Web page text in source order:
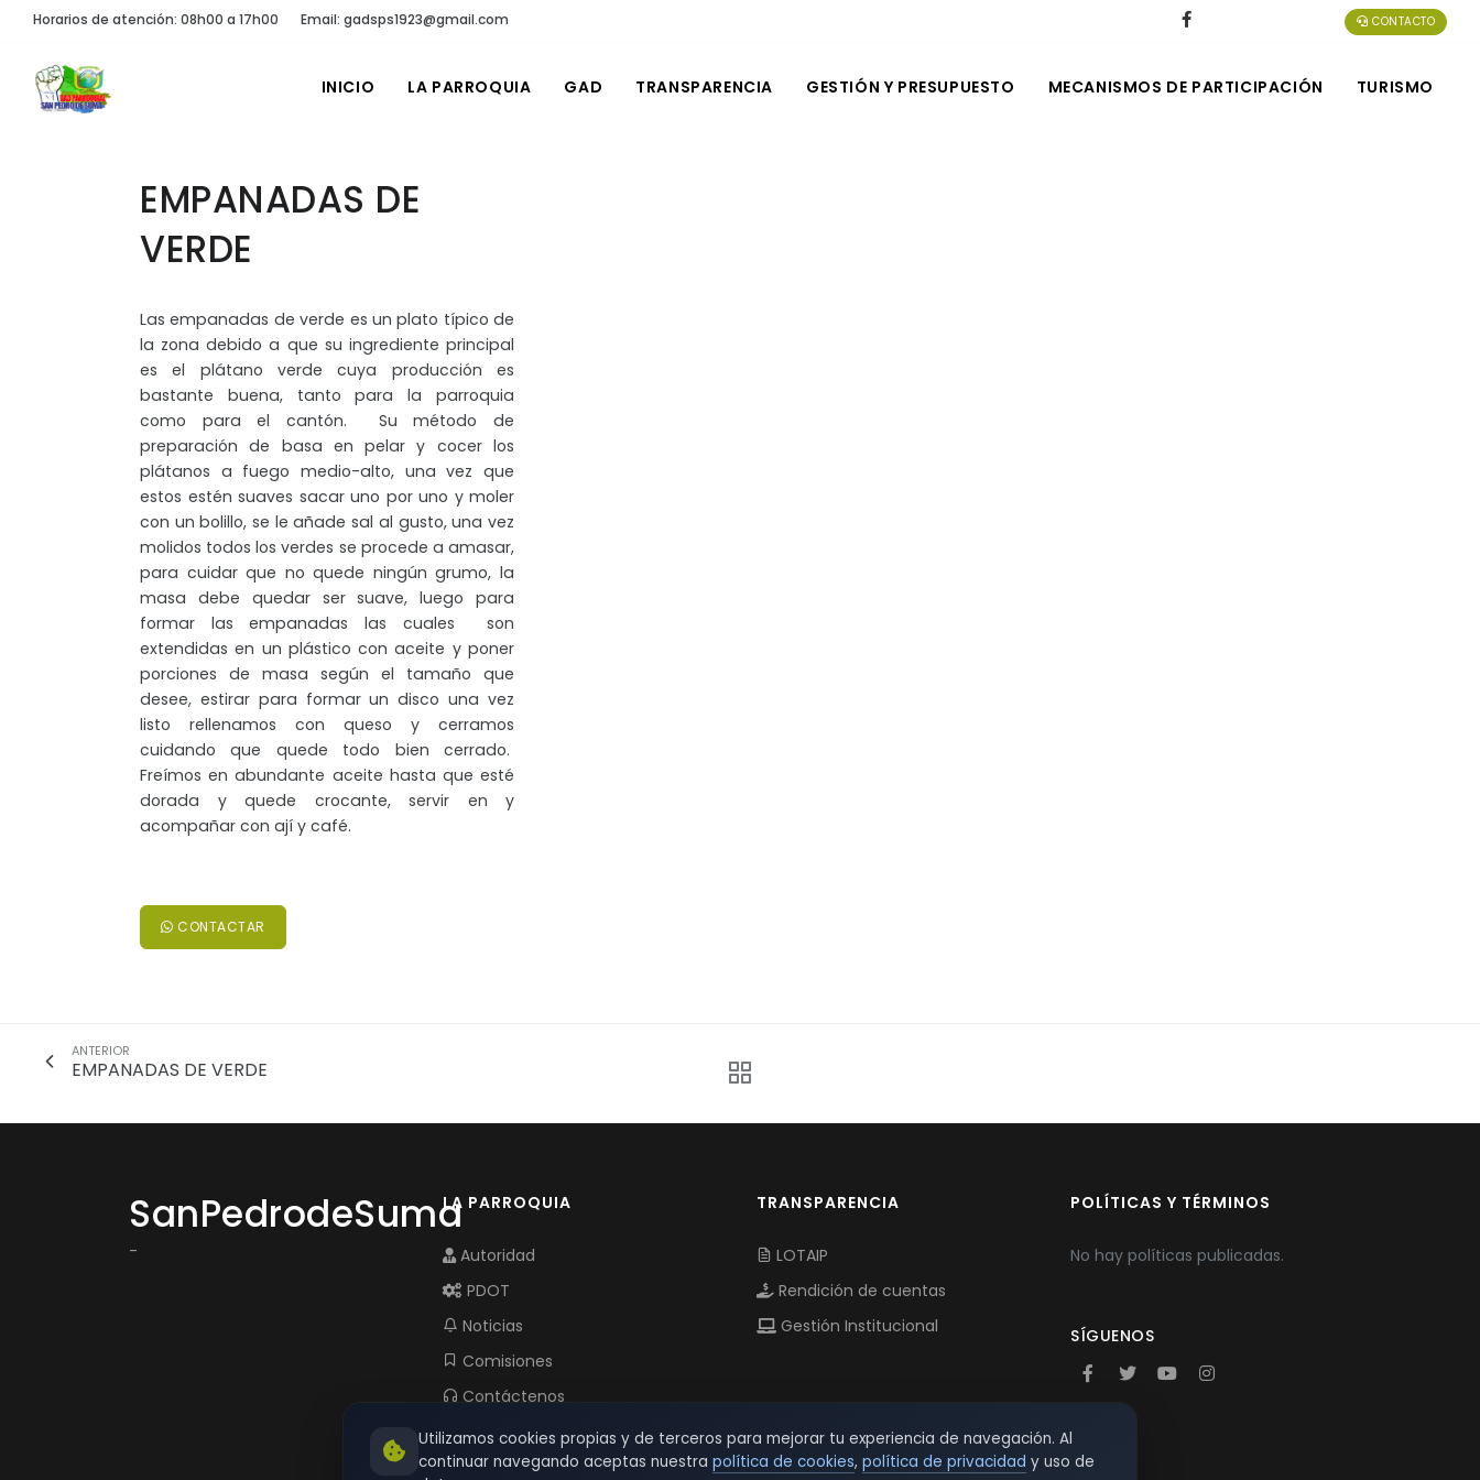
Horarios de atención: 08h00 a 17h00 Email: gadsps1923@gmail.com CONTACTO
INICIO LA PARROQUIA GAD TRANSPARENCIA GESTIÓN Y PRESUPUESTO MECANISMOS DE PARTICIPACIÓN TURISMO
EMPANADAS DE
VERDE
Las empanadas de verde es un plato típico de
la zona debido a que su ingrediente principal
es el plátano verde cuya producción es
bastante buena, tanto para la parroquia
como para el cantón. Su método de
preparación de basa en pelar y cocer los
plátanos a fuego medio-alto, una vez que
estos estén suaves sacar uno por uno y moler
con un bolillo, se le añade sal al gusto, una vez
molidos todos los verdes se procede a amasar,
para cuidar que no quede ningún grumo, la
masa debe quedar ser suave, luego para
formar las empanadas las cuales son
extendidas en un plástico con aceite y poner
porciones de masa según el tamaño que
desee, estirar para formar un disco una vez
listo rellenamos con queso y cerramos
cuidando que quede todo bien cerrado.
Freímos en abundante aceite hasta que esté
dorada y quede crocante, servir en y
acompañar con ají y café.
CONTACTAR
ANTERIOR
EMPANADAS DE VERDE
SanPedrodeSuma
-
LA PARROQUIA
Autoridad
PDOT
Noticias
Comisiones
Contáctenos
TRANSPARENCIA
LOTAIP
Rendición de cuentas
Gestión Institucional
POLÍTICAS Y TÉRMINOS
No hay políticas publicadas.
SÍGUENOS
Utilizamos cookies propias y de terceros para mejorar tu experiencia de navegación. Al
continuar navegando aceptas nuestra política de cookies, política de privacidad y uso de